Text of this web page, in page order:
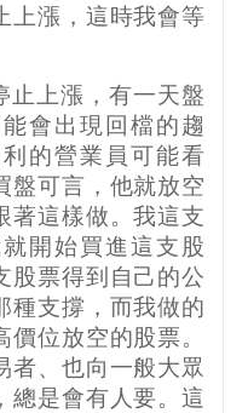
上漲，這時我會等
止上漲，有一天盤
會出現回檔的趨
的營業員可能看
盤可言，他就放空
著這樣做。我這支
開始買進這支股
股票得到自己的公
種支撐，而我做的
位放空的股票。
者、也向一般大眾
總是會有人要。這